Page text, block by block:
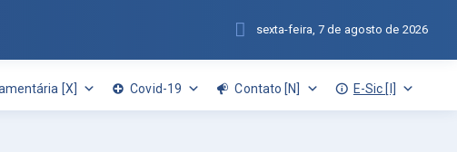
[X] Covid-19 Contato [N] E-Sic [I]
sexta-feira, 7 de agosto de 2026